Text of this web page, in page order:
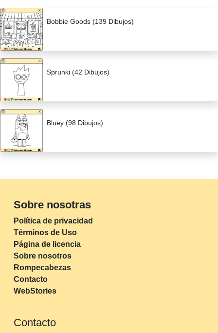
Bobbie Goods (139 Dibujos)
Sprunki (42 Dibujos)
Bluey (98 Dibujos)
Sobre nosotras
Política de privacidad
Términos de Uso
Página de licencia
Sobre nosotros
Rompecabezas
Contacto
WebStories
Contacto